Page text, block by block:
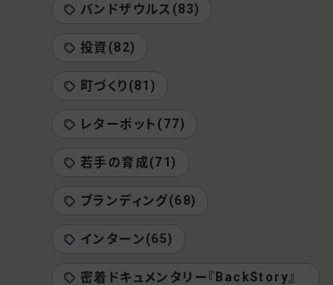
バンドザウルス(83)
投資(82)
町づくり(81)
レターポット(77)
若手の育成(71)
ブランディング(68)
インターン(65)
密着ドキュメンタリー『BackStory』